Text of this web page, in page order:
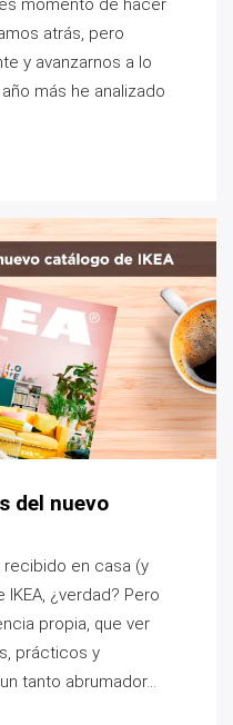
momento de hacer
atrás, pero
y avanzarnos a lo
más he analizado
del nuevo
recibido en casa (y
¿verdad? Pero
propia, que ver
prácticos y
tanto abrumador...